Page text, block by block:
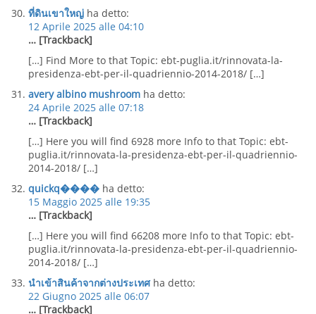
ที่ดินเขาใหญ่ ha detto:
12 Aprile 2025 alle 04:10
… [Trackback]
[…] Find More to that Topic: ebt-puglia.it/rinnovata-la-
presidenza-ebt-per-il-quadriennio-2014-2018/ […]
avery albino mushroom ha detto:
24 Aprile 2025 alle 07:18
… [Trackback]
[…] Here you will find 6928 more Info to that Topic: ebt-
puglia.it/rinnovata-la-presidenza-ebt-per-il-quadriennio-
2014-2018/ […]
quickq���� ha detto:
15 Maggio 2025 alle 19:35
… [Trackback]
[…] Here you will find 66208 more Info to that Topic: ebt-
puglia.it/rinnovata-la-presidenza-ebt-per-il-quadriennio-
2014-2018/ […]
นำเข้าสินค้าจากต่างประเทศ ha detto:
22 Giugno 2025 alle 06:07
… [Trackback]